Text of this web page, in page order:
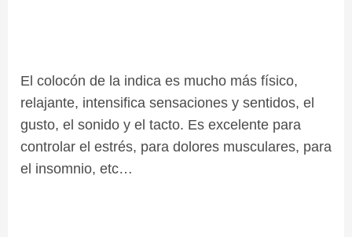
El colocón de la indica es mucho más físico,
relajante, intensifica sensaciones y sentidos, el
gusto, el sonido y el tacto. Es excelente para
controlar el estrés, para dolores musculares, para
el insomnio, etc…